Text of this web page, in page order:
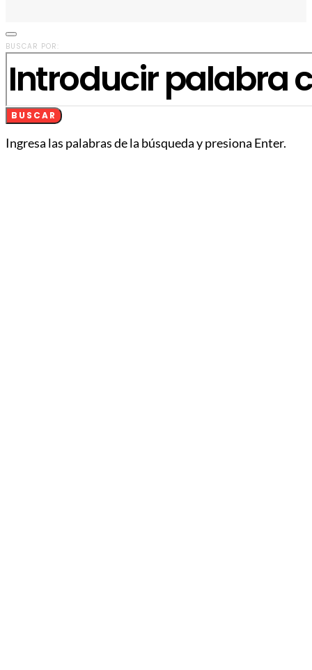
BUSCAR POR:
BUSCAR
Ingresa las palabras de la búsqueda y presiona Enter.